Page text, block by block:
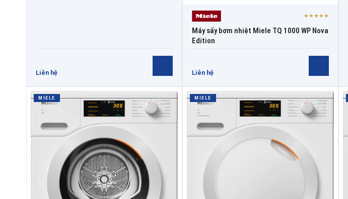
Liên hệ
★★★★★
Máy sấy bơm nhiệt Miele TQ 1000 WP Nova
Edition
Liên hệ
MIELE MIELE